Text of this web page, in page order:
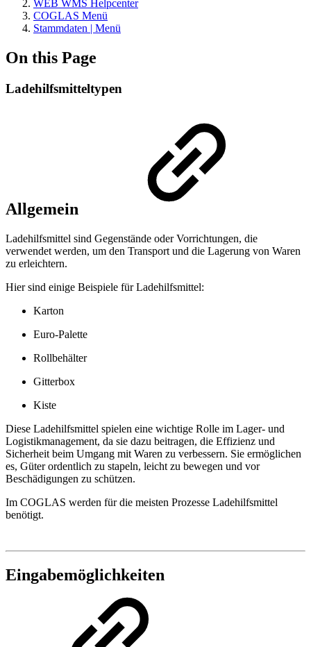
WEB WMS Helpcenter
COGLAS Menü
Stammdaten | Menü
On this Page
Ladehilfsmitteltypen
Allgemein
Ladehilfsmittel sind Gegenstände oder Vorrichtungen, die
verwendet werden, um den Transport und die Lagerung von Waren
zu erleichtern.
Hier sind einige Beispiele für Ladehilfsmittel:
Karton
Euro-Palette
Rollbehälter
Gitterbox
Kiste
Diese Ladehilfsmittel spielen eine wichtige Rolle im Lager- und
Logistikmanagement, da sie dazu beitragen, die Effizienz und
Sicherheit beim Umgang mit Waren zu verbessern. Sie ermöglichen
es, Güter ordentlich zu stapeln, leicht zu bewegen und vor
Beschädigungen zu schützen.
Im COGLAS werden für die meisten Prozesse Ladehilfsmittel
benötigt.
Eingabemöglichkeiten